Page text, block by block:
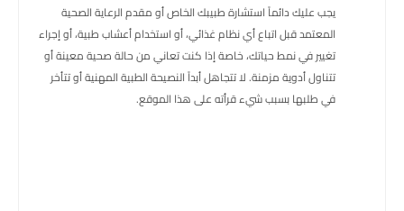
يجب عليك دائماً استشارة طبيبك الخاص أو مقدم الرعاية الصحية
المعتمد قبل اتباع أي نظام غذائي، أو استخدام أعشاب طبية، أو إجراء
تغيير في نمط حياتك، خاصة إذا كنت تعاني من حالة صحية معينة أو
تتناول أدوية مزمنة. لا تتجاهل أبداً النصيحة الطبية المهنية أو تتأخر
في طلبها بسبب شيء قرأته على هذا الموقع.